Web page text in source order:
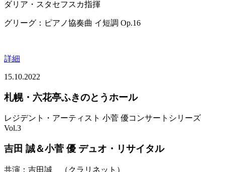
ダリア・スタセフスカ指揮
グリーグ：ピアノ協奏曲 イ短調 Op.16
詳細
15.10.2022
札幌・六花亭ふきのとうホール
レジデント・アーティスト 小菅 優コンサートシリーズ
Vol.3
吉田 誠＆小菅 優 デュオ・リサイタル
共演：吉田誠 （クラリネット）